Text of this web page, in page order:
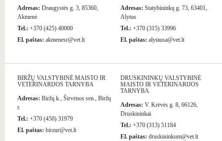
Adresas: Draugystės g. 3, 85360,
Akmenė
Tel.: +370 (425) 40000
El. paštas: akmenesr@vet.lt
Adresas: Statybininkų g. 73, 63401,
Alytus
Tel.: +370 (315) 33996
El. paštas: alytausa@vet.lt
BIRŽŲ VALSTYBINĖ MAISTO IR
VETERINARIJOS TARNYBA
Adresas: Biržų k., Širvėnos sen., Biržų
r.
Tel.: +370 (450) 31979
El. paštas: birzur@vet.lt
DRUSKININKŲ VALSTYBINĖ
MAISTO IR VETERINARIJOS
TARNYBA
Adresas: V. Krėvės g. 8, 66126,
Druskininkai
Tel.: +370 (313) 51184
El. paštas: druskininkum@vet.lt